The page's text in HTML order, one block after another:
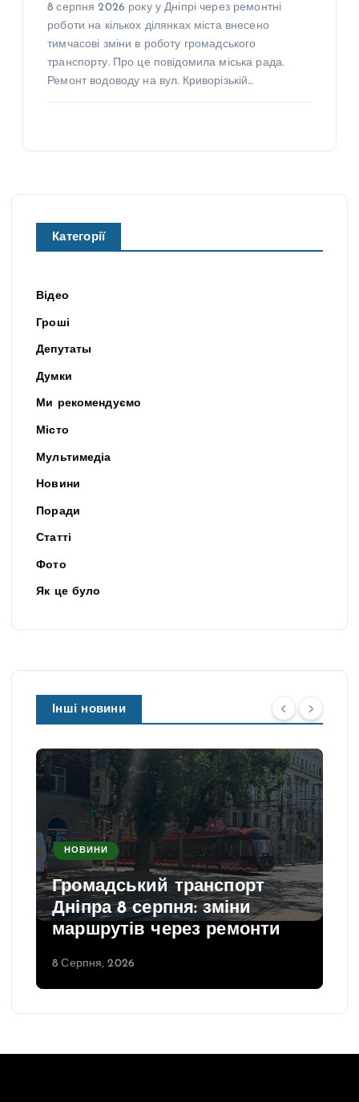
8 серпня 2026 року у Дніпрі через ремонтні
роботи на кількох ділянках міста внесено
тимчасові зміни в роботу громадського
транспорту. Про це повідомила міська рада.
Ремонт водоводу на вул. Криворізькій…
Категорії
Відео
Гроші
Депутаты
Думки
Ми рекомендуємо
Місто
Мультимедіа
Новини
Поради
Статті
Фото
Як це було
Інші новини
НОВИНИ
Громадський транспорт
Дніпра 8 серпня: зміни
маршрутів через ремонти
8 Серпня, 2026